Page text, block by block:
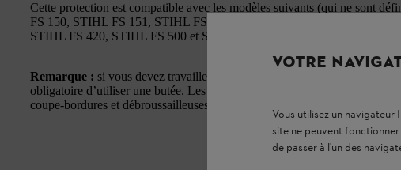
Cette protection est compatible avec les modèles suivants (qui ne sont
FS 150, STIHL FS 151, STIHL FS 200, STIHL FS 202, STIHL FS 353,
STIHL FS 420, STIHL FS 500 et STIHL FS 550
Remarque : si vous devez travailler avec des lames de scie circulaire
obligatoire d’utiliser une butée. Les protections STIHL pour scies
coupe-bordures et débroussailleuses STIHL munis d’un guidon à deux
VOTRE
Vous utilisez un
site ne peuvent
de passer à l'un des